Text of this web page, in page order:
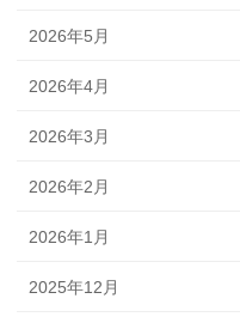
2026年5月
2026年4月
2026年3月
2026年2月
2026年1月
2025年12月